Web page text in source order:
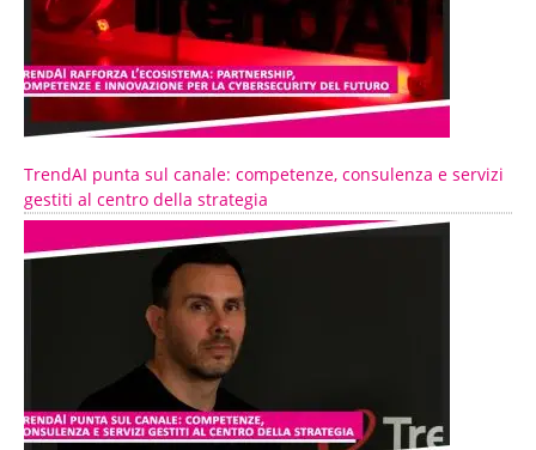
TrendAI punta sul canale: competenze, consulenza e servizi
gestiti al centro della strategia